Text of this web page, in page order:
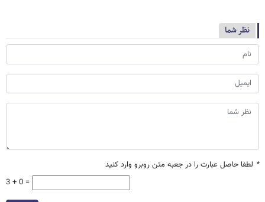
نظر شما
* لطفا حاصل عبارت را در جعبه متن روبرو وارد کنید
3 + 0 =